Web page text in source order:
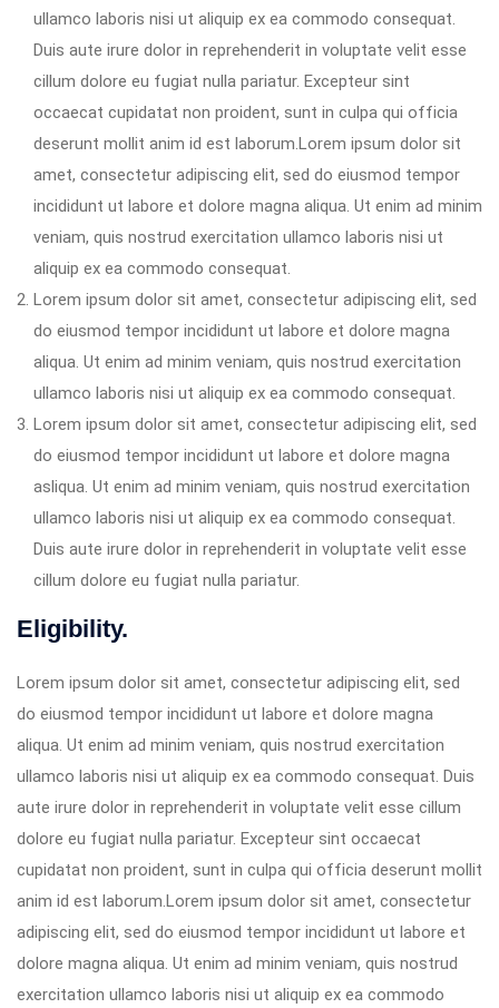
ullamco laboris nisi ut aliquip ex ea commodo consequat.
Duis aute irure dolor in reprehenderit in voluptate velit esse
cillum dolore eu fugiat nulla pariatur. Excepteur sint
occaecat cupidatat non proident, sunt in culpa qui officia
deserunt mollit anim id est laborum.Lorem ipsum dolor sit
amet, consectetur adipiscing elit, sed do eiusmod tempor
incididunt ut labore et dolore magna aliqua. Ut enim ad minim
veniam, quis nostrud exercitation ullamco laboris nisi ut
aliquip ex ea commodo consequat.
Lorem ipsum dolor sit amet, consectetur adipiscing elit, sed
do eiusmod tempor incididunt ut labore et dolore magna
aliqua. Ut enim ad minim veniam, quis nostrud exercitation
ullamco laboris nisi ut aliquip ex ea commodo consequat.
Lorem ipsum dolor sit amet, consectetur adipiscing elit, sed
do eiusmod tempor incididunt ut labore et dolore magna
asliqua. Ut enim ad minim veniam, quis nostrud exercitation
ullamco laboris nisi ut aliquip ex ea commodo consequat.
Duis aute irure dolor in reprehenderit in voluptate velit esse
cillum dolore eu fugiat nulla pariatur.
Eligibility.
Lorem ipsum dolor sit amet, consectetur adipiscing elit, sed
do eiusmod tempor incididunt ut labore et dolore magna
aliqua. Ut enim ad minim veniam, quis nostrud exercitation
ullamco laboris nisi ut aliquip ex ea commodo consequat. Duis
aute irure dolor in reprehenderit in voluptate velit esse cillum
dolore eu fugiat nulla pariatur. Excepteur sint occaecat
cupidatat non proident, sunt in culpa qui officia deserunt mollit
anim id est laborum.Lorem ipsum dolor sit amet, consectetur
adipiscing elit, sed do eiusmod tempor incididunt ut labore et
dolore magna aliqua. Ut enim ad minim veniam, quis nostrud
exercitation ullamco laboris nisi ut aliquip ex ea commodo